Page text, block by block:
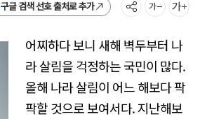
구글 검색 선호 출처로 추가
어찌하다 보니 새해 벽두부터 나
라 살림을 걱정하는 국민이 많다.
올해 나라 살림이 어느 해보다 팍
팍할 것으로 보여서다. 지난해보